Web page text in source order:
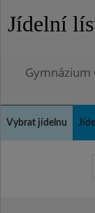
Jídelní
Gymnázium
Vybrat jídelnu